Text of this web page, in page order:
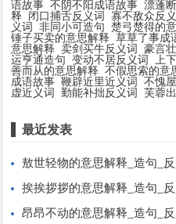
语故事 不阴不阳成语故事 漂蓬
释
闭口捕舌反义词 寡不敌众反
义词
非同小可造句 楚弓楚得的
锤子买卖的意思解释
草草了事成
意思解释
卖剑买牛反义词 豪言
运亨通造句
变动不居反义词 上
善而从的意思解释
不假思索的意
成语故事 鞭辟近里近义词 不愧
虚近义词
勤能补拙反义词 芙蓉
最近发表
敖世轻物的意思解释_造句_
挨挨拶拶的意思解释_造句_
昂昂不动的意思解释_造句_